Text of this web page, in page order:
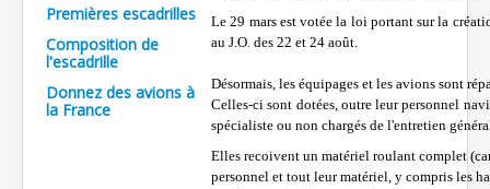
Personnels
Formation
Doctrines
Premières escadrilles
Composition de
l'escadrille
Donnez des avions à
la France
Le 29 mars est votée la loi portant sur la
au J.O. des 22 et 24 août.
Désormais, les équipages et les avions sont
Celles-ci sont dotées, outre leur personnel
spécialiste ou non chargés de l'entretien
Elles recoivent un matériel roulant complet
personnel et tout leur matériel, y compris les